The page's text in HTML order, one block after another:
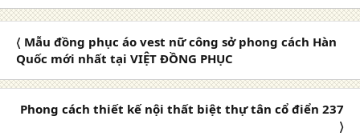
〈 Mẫu đồng phục áo vest nữ công sở phong cách Hàn
Quốc mới nhất tại VIỆT ĐỒNG PHỤC
Phong cách thiết kế nội thất biệt thự tân cổ điển 237
〉